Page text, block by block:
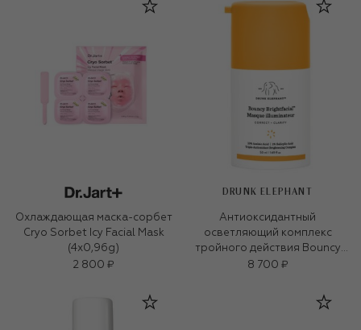
Охлаждающая маска-сорбет
Cryo Sorbet Icy Facial Mask
(4x0,96g)
2 800 ₽
DRUNK ELEPHANT
Антиоксидантный
осветляющий комплекс
тройного действия Bouncy
Brightfacial (50ml)
8 700 ₽